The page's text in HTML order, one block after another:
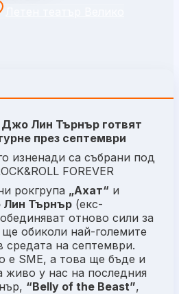
Джо Лин Търнър готвят
през септември
изненади са събрани под
FOREVER
рокгрупа „Ахат“ и
Търнър (екс-
отново сили за
обиколи най-големите
средата на септември.
е SME, а това ще бъде и
живо у нас на последния
“Belly of the Beast”,